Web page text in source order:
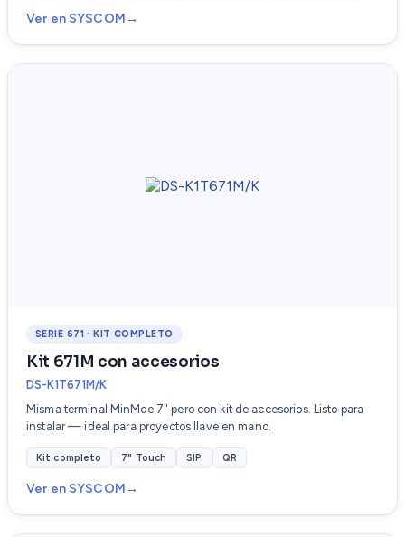
Ver en SYSCOM
SERIE 671 · KIT COMPLETO
Kit 671M con accesorios
DS-K1T671M/K
Misma terminal MinMoe 7" pero con kit de accesorios. Listo para
instalar — ideal para proyectos llave en mano.
Kit completo 7" Touch SIP QR
Ver en SYSCOM